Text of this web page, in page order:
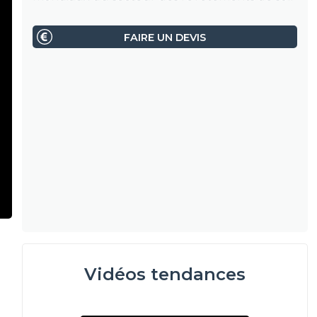
FAIRE UN DEVIS
Vidéos tendances